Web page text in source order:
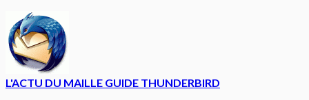
L'ACTU DU MAILLE GUIDE THUNDERBIRD